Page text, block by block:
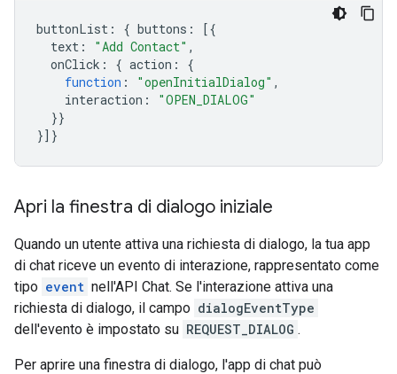
buttonList : { buttons :
[{
text : "Add Contact" ,
onClick : { action :
{
function : "openInitialDialog" ,
interaction :
"OPEN_DIALOG"
}}
}]}
Apri la finestra di dialogo iniziale
Quando un utente attiva una richiesta di dialogo, la tua app
di chat riceve un evento di interazione, rappresentato come
tipo event nell'API Chat. Se l'interazione attiva una
richiesta di dialogo, il campo dialogEventType
dell'evento è impostato su REQUEST_DIALOG .
Per aprire una finestra di dialogo, l'app di chat può